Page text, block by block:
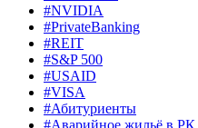
#NVIDIA
#PrivateBanking
#REIT
#S&P 500
#USAID
#VISA
#Абитуриенты